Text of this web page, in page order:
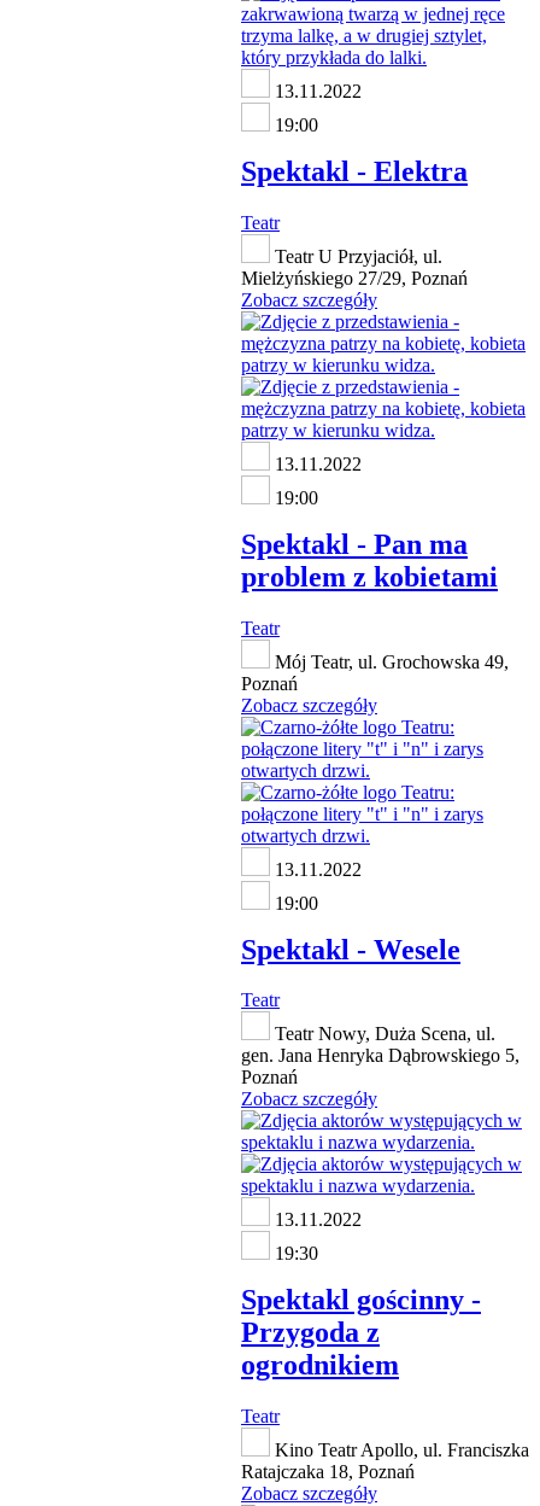
13.11.2022
19:00
Spektakl - Elektra
Teatr
Teatr U Przyjaciół, ul.
Mielżyńskiego 27/29, Poznań
Zobacz szczegóły
13.11.2022
19:00
Spektakl - Pan ma
problem z kobietami
Teatr
Mój Teatr, ul. Grochowska 49,
Poznań
Zobacz szczegóły
13.11.2022
19:00
Spektakl - Wesele
Teatr
Teatr Nowy, Duża Scena, ul.
gen. Jana Henryka Dąbrowskiego 5,
Poznań
Zobacz szczegóły
13.11.2022
19:30
Spektakl gościnny -
Przygoda z
ogrodnikiem
Teatr
Kino Teatr Apollo, ul. Franciszka
Ratajczaka 18, Poznań
Zobacz szczegóły